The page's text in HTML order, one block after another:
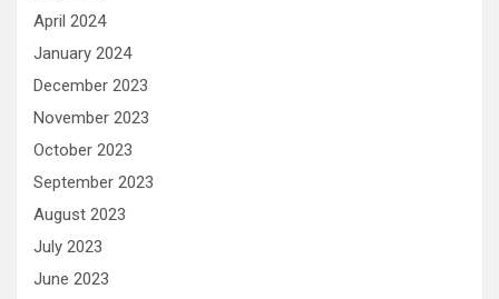
April 2024
January 2024
December 2023
November 2023
October 2023
September 2023
August 2023
July 2023
June 2023